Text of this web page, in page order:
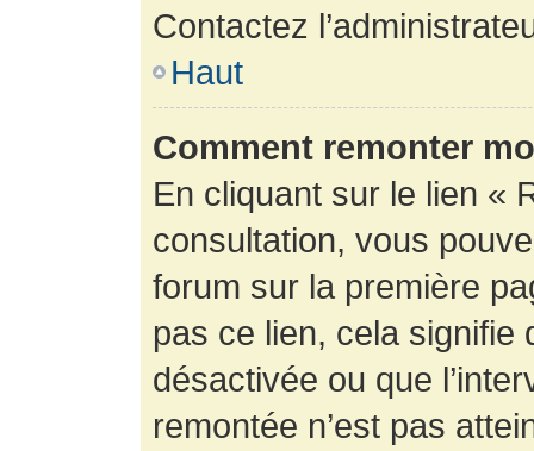
Contactez
Haut
Comment remonter
En cliquant sur le lien «
consultation, vous
forum sur la première
pas ce lien, cela signifie
désactivée ou que
remontée n’est pas